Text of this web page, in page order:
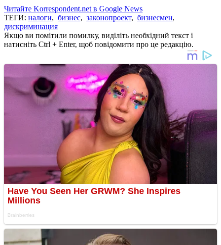
Читайте Korrespondent.net в Google News
ТЕГИ: налоги, бизнес, законопроект, бизнесмен,
дискриминация
Якщо ви помітили помилку, виділіть необхідний текст і
натисніть Ctrl + Enter, щоб повідомити про це редакцію.